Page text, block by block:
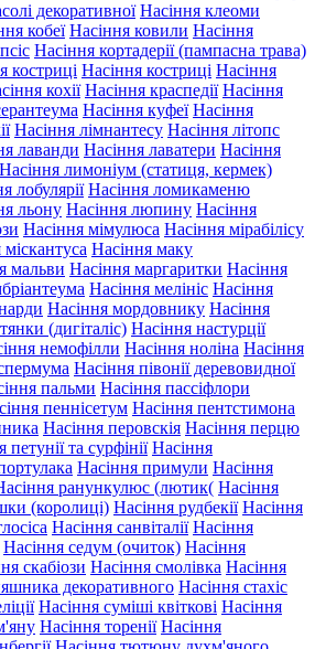
декоративної Насіння клеоми
кобеї Насіння ковили Насіння
Насіння кортадерії (пампасна трава)
костриці Насіння костриці Насіння
кохії Насіння краспедії Насіння
Насіння куфеї Насіння
Насіння лімнантесу Насіння літопс
лаванди Насіння лаватери Насіння
Насіння лимоніум (статиця, кермек)
лобулярії Насіння ломикаменю
льону Насіння люпину Насіння
Насіння мімулюса Насіння мірабілісу
Насіння маку
мальви Насіння маргаритки Насіння
Насіння мелініс Насіння
Насіння мордовнику Насіння
(дигіталіс) Насіння настурції
немофілли Насіння ноліна Насіння
Насіння півонії деревовидної
пальми Насіння пассіфлори
пеннісетум Насіння пентстимона
Насіння перовскія Насіння перцю
петунії та сурфінії Насіння
Насіння примули Насіння
ранункулюс (лютик( Насіння
(королиці) Насіння рудбекії Насіння
Насіння санвіталії Насіння
Насіння седум (очиток) Насіння
скабіози Насіння смолівка Насіння
декоративного Насіння стахіс
Насіння суміші квіткові Насіння
Насіння торенії Насіння